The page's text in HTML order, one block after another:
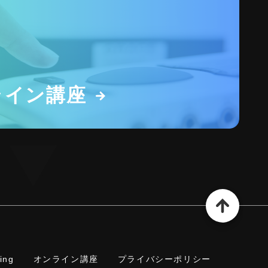
ン講座
オンライン講座 プライバシーポリシー